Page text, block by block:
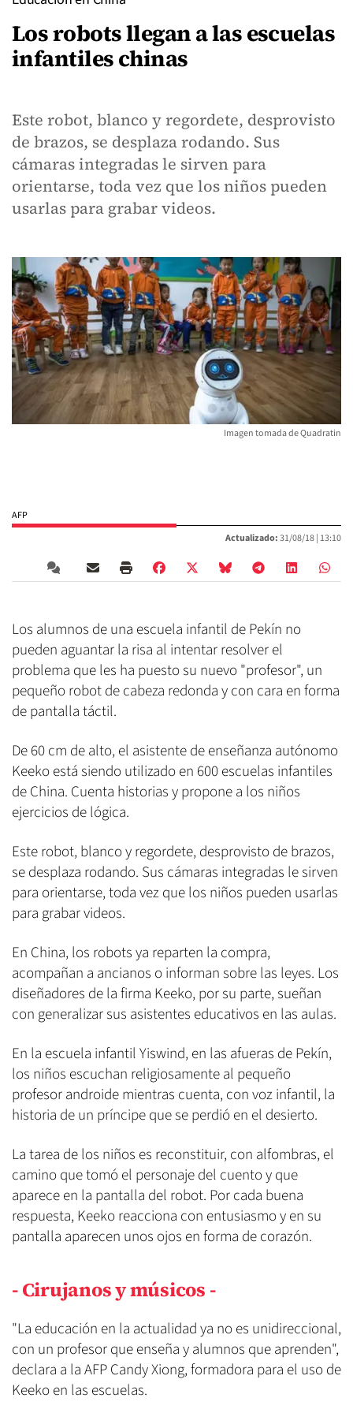
Los robots llegan a las escuelas
infantiles chinas
Este robot, blanco y regordete, desprovisto
de brazos, se desplaza rodando. Sus
cámaras integradas le sirven para
orientarse, toda vez que los niños pueden
usarlas para grabar videos.
Imagen tomada de Quadratin
AFP
Actualizado:31/08/18 | 13:10
Los alumnos de una escuela infantil de Pekín no
pueden aguantar la risa al intentar resolver el
problema que les ha puesto su nuevo "profesor", un
pequeño robot de cabeza redonda y con cara en forma
de pantalla táctil.
De 60 cm de alto, el asistente de enseñanza autónomo
Keeko está siendo utilizado en 600 escuelas infantiles
de China. Cuenta historias y propone a los niños
ejercicios de lógica.
Este robot, blanco y regordete, desprovisto de brazos,
se desplaza rodando. Sus cámaras integradas le sirven
para orientarse, toda vez que los niños pueden usarlas
para grabar videos.
En China, los robots ya reparten la compra,
acompañan a ancianos o informan sobre las leyes. Los
diseñadores de la firma Keeko, por su parte, sueñan
con generalizar sus asistentes educativos en las aulas.
En la escuela infantil Yiswind, en las afueras de Pekín,
los niños escuchan religiosamente al pequeño
profesor androide mientras cuenta, con voz infantil, la
historia de un príncipe que se perdió en el desierto.
La tarea de los niños es reconstituir, con alfombras, el
camino que tomó el personaje del cuento y que
aparece en la pantalla del robot. Por cada buena
respuesta, Keeko reacciona con entusiasmo y en su
pantalla aparecen unos ojos en forma de corazón.
- Cirujanos y músicos -
"La educación en la actualidad ya no es unidireccional,
con un profesor que enseña y alumnos que aprenden",
declara a la AFP Candy Xiong, formadora para el uso de
Keeko en las escuelas.